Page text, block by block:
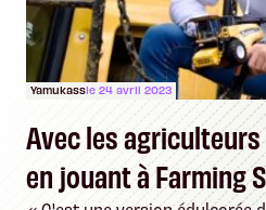
Yamukassle 24 avril 2023
Avec les
en jouant à Farming